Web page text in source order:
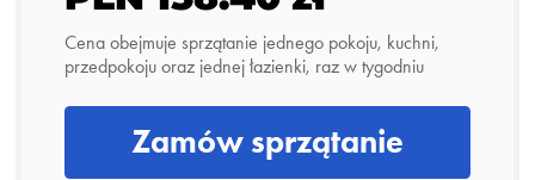
Cena obejmuje sprzątanie jednego pokoju, kuchni,
przedpokoju oraz jednej łazienki, raz w tygodniu
Zamów sprzątanie